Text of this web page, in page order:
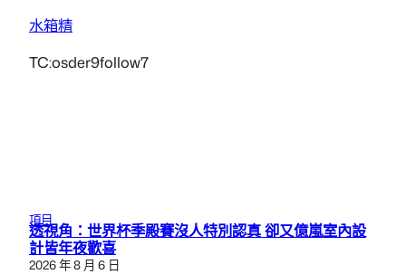
水箱精
TC:osder9follow7
項目
透視角：世界杯季殿賽沒人特別認真 卻又億嵐室內設
計皆年夜歡喜
2026 年 8 月 6 日